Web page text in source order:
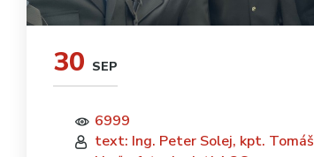
30 SEP
6999
text: Ing. Peter Solej, kpt. Tomáš